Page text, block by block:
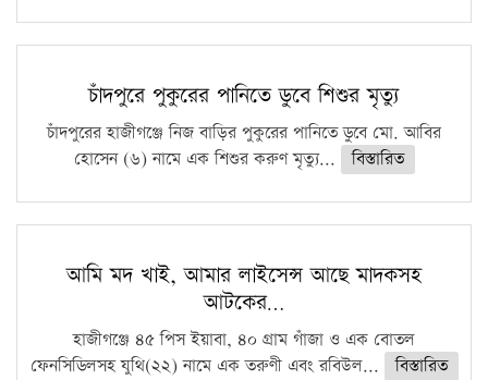
চাঁদপুরে পুকুরের পানিতে ডুবে শিশুর মৃত্যু
চাঁদপুরের হাজীগঞ্জে নিজ বাড়ির পুকুরের পানিতে ডুবে মো. আবির
হোসেন (৬) নামে এক শিশুর করুণ মৃত্যু...
বিস্তারিত
আমি মদ খাই, আমার লাইসেন্স আছে মাদকসহ
আটকের…
হাজীগঞ্জে ৪৫ পিস ইয়াবা, ৪০ গ্রাম গাঁজা ও এক বোতল
ফেনসিডিলসহ যুথি(২২) নামে এক তরুণী এবং রবিউল...
বিস্তারিত